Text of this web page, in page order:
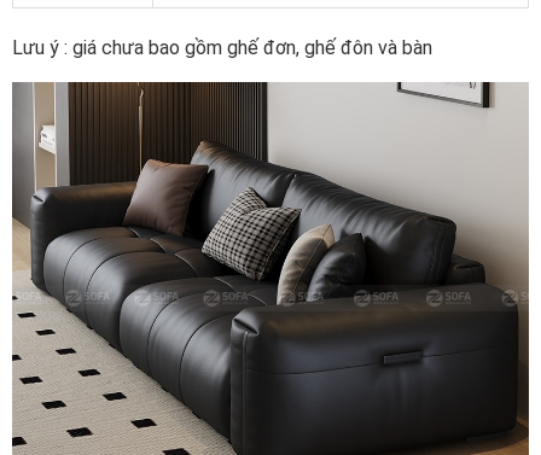
Lưu ý : giá chưa bao gồm ghế đơn, ghế đôn và bàn